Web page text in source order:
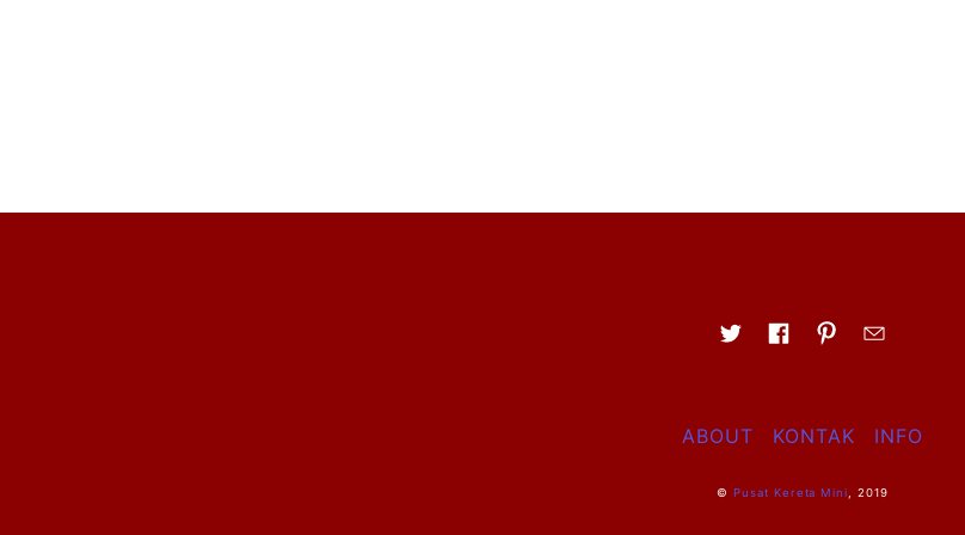
ABOUT KONTAK INFO
© Pusat Kereta Mini, 2019